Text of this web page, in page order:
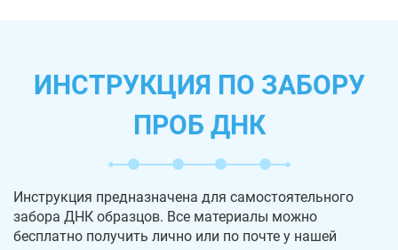
ИНСТРУКЦИЯ ПО ЗАБОРУ
ПРОБ ДНК
Инструкция предназначена для самостоятельного
забора ДНК образцов. Все материалы можно
бесплатно получить лично или по почте у нашей